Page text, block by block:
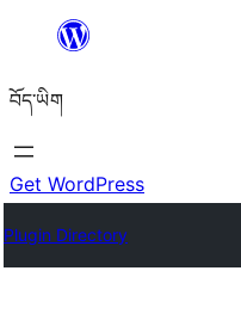
content
བོད་ཡིག
Get WordPress
Plugin Directory